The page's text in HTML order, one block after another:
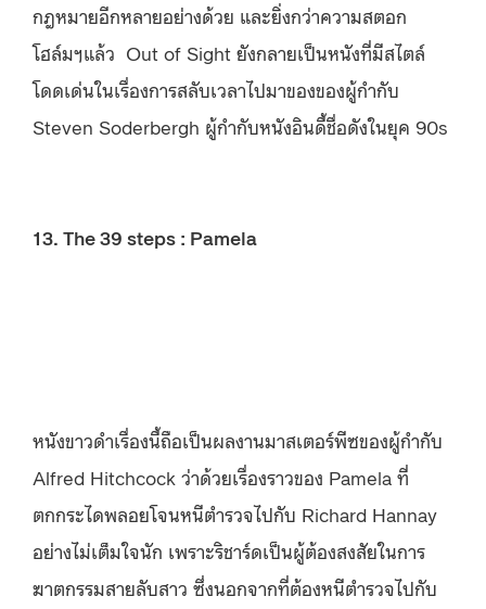
กฎหมายอีกหลายอย่างด้วย และยิ่งกว่าความสตอก
โฮล์มฯแล้ว Out of Sight ยังกลายเป็นหนังที่มีสไตล์
โดดเด่นในเรื่องการสลับเวลาไปมาของของผู้กำกับ
Steven Soderbergh ผู้กำกับหนังอินดี้ชื่อดังในยุค 90s
13. The 39 steps : Pamela
หนังขาวดำเรื่องนี้ถือเป็นผลงานมาสเตอร์พีซของผู้กำกับ
Alfred Hitchcock ว่าด้วยเรื่องราวของ Pamela ที่
ตกกระไดพลอยโจนหนีตำรวจไปกับ Richard Hannay
อย่างไม่เต็มใจนัก เพราะริชาร์ดเป็นผู้ต้องสงสัยในการ
ฆาตกรรมสายลับสาว ซึ่งนอกจากที่ต้องหนีตำรวจไปกับ